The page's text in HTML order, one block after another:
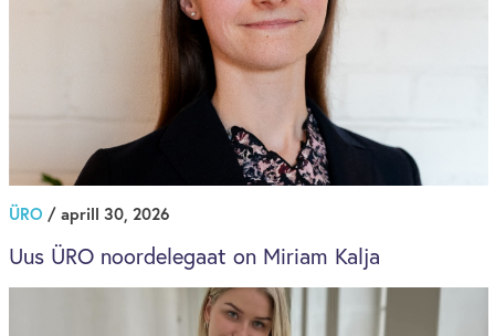
ÜRO / aprill 30, 2026
Uus ÜRO noordelegaat on Miriam Kalja